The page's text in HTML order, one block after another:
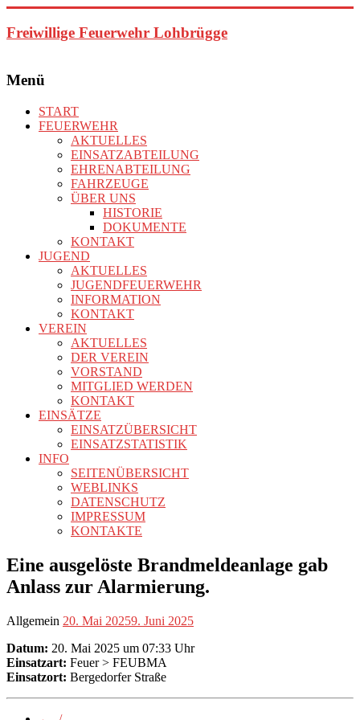
Inhalt
springen
Freiwillige Feuerwehr Lohbrügge
Menü
START
FEUERWEHR
AKTUELLES
EINSATZABTEILUNG
EHRENABTEILUNG
FAHRZEUGE
ÜBER UNS
HISTORIE
DOKUMENTE
KONTAKT
JUGEND
AKTUELLES
JUGENDFEUERWEHR
INFORMATION
KONTAKT
VEREIN
AKTUELLES
DER VEREIN
VORSTAND
MITGLIED WERDEN
KONTAKT
EINSÄTZE
EINSATZÜBERSICHT
EINSATZSTATISTIK
INFO
SEITENÜBERSICHT
WEBLINKS
DATENSCHUTZ
IMPRESSUM
KONTAKTE
Eine ausgelöste Brandmeldeanlage gab
Anlass zur Alarmierung.
Allgemein 20. Mai 20259. Juni 2025
Datum: 20. Mai 2025 um 07:33 Uhr
Einsatzart: Feuer > FEUBMA
Einsatzort: Bergedorfer Straße